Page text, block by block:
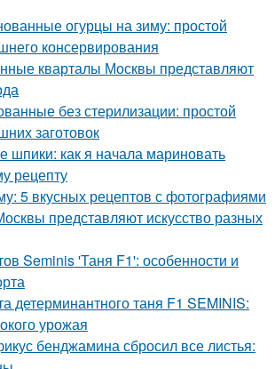
огурцы на зиму: простой
консервирования
кварталы Москвы представляют
без стерилизации: простой
заготовок
шпики: как я начала мариновать
рецепту
5 вкусных рецептов с фотографиями
представляют искусство разных
Seminis 'Таня F1': особенности и
детерминантного таня F1 SEMINIS:
урожая
бенджамина сбросил все листья: